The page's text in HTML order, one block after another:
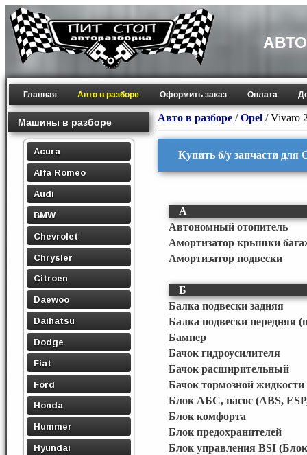
Главная Авто в разборе Оформить заказ Оплата
Машины в разборе
Acura
Alfa Romeo
Audi
BMW
Chevrolet
Chrysler
Citroen
Daewoo
Daihatsu
Dodge
Fiat
Ford
Honda
Hummer
Hyundai
Авто в разборе /Opel /Vivaro
Купить б/у запчасти для
А
Автономный отопитель
Амортизатор крышки
Амортизатор подвески
Б
Балка подвески задняя
Балка подвески передняя
Бампер
Бачок гидроусилителя
Бачок расширительный
Бачок тормозной жидкости
Блок АБС, насос (ABS,
Блок комфорта
Блок предохранителей
Блок управления BSI